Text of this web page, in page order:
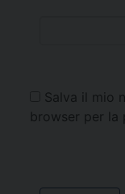
Salva il mio
browser per la